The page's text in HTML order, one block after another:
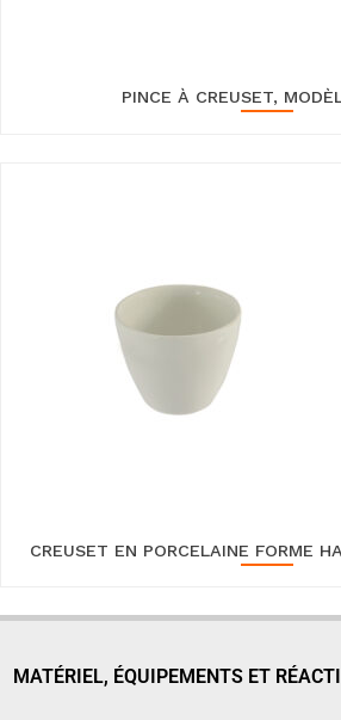
PINCE À CREUSET,
CREUSET EN PORCELAINE FORME
MATÉRIEL, ÉQUIPEMENTS ET